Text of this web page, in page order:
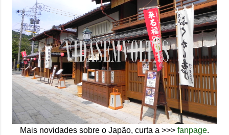
Mais novidades sobre o Japão, curta a >>> fanpage.